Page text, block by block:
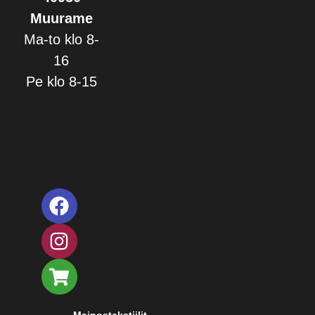
Muurame
Ma-to klo 8-
16
Pe klo 8-15